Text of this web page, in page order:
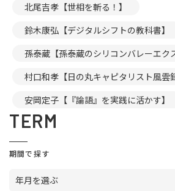
北尾吉孝【世相を斬る！】
鈴木康弘【デジタルシフトの教科書】
孫泰蔵【孫泰蔵のシリコンバレーエク
村口和孝【日の丸キャピタリスト風雲
安岡定子【『論語』を実践に活かす】
TERM
期間で探す
年月を選ぶ